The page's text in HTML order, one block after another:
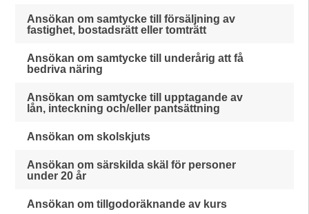
Ansökan om samtycke till försäljning av
fastighet, bostadsrätt eller tomträtt
Ansökan om samtycke till underårig att få
bedriva näring
Ansökan om samtycke till upptagande av
lån, inteckning och/eller pantsättning
Ansökan om skolskjuts
Ansökan om särskilda skäl för personer
under 20 år
Ansökan om tillgodoräknande av kurs